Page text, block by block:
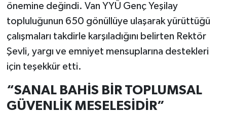
önemine değindi. Van YYÜ Genç Yeşilay
topluluğunun 650 gönüllüye ulaşarak yürüttüğü
çalışmaları takdirle karşıladığını belirten Rektör
Şevli, yargı ve emniyet mensuplarına destekleri
için teşekkür etti.
“SANAL BAHİS BİR TOPLUMSAL
GÜVENLİK MESELESİDİR”